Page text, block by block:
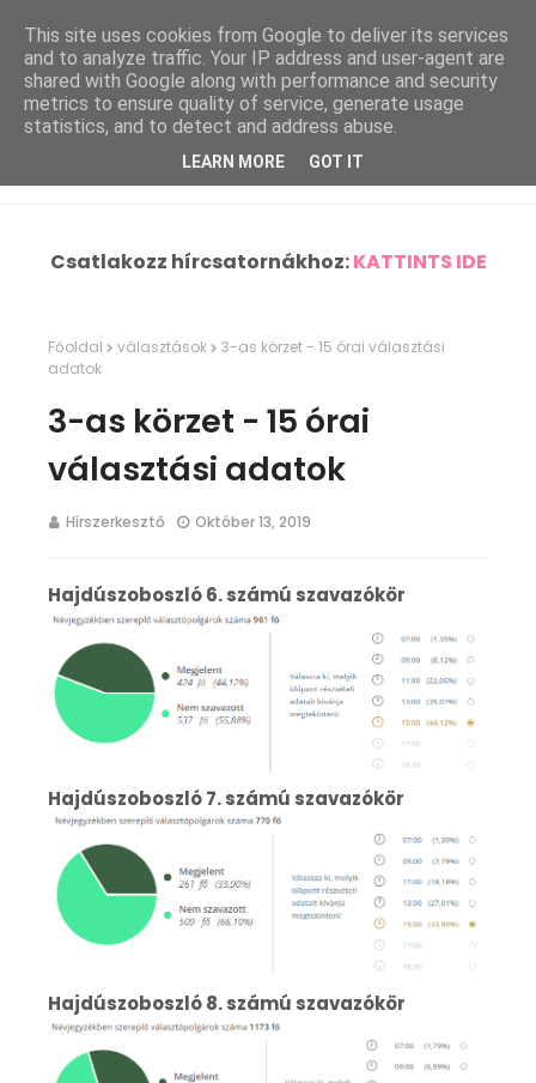
Csatlakozz hírcsatornákhoz:KATTINTS IDE
Főoldal választások
3-as körzet - 15 órai választási
adatok
3-as körzet - 15 órai
választási adatok
Hírszerkesztő Október 13, 2019
Hajdúszoboszló 6. számú szavazókör
Hajdúszoboszló 7. számú szavazókör
Hajdúszoboszló 8. számú szavazókör
This site uses cookies from Google to deliver its services
and to analyze traffic. Your IP address and user-agent are
shared with Google along with performance and security
metrics to ensure quality of service, generate usage
statistics, and to detect and address abuse.
LEARN MORE GOT IT